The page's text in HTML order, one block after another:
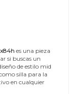
es una pieza
si buscas un
de estilo mid
silla para la
en cualquier